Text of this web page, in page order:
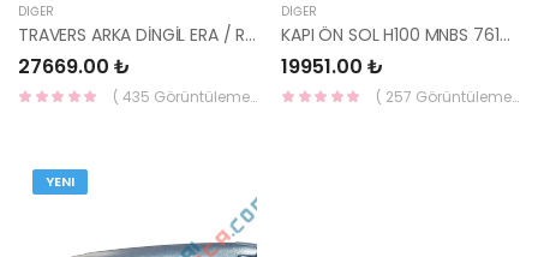
DIĞER
TRAVERS ARKA DİNGİL ERA / RIO 2006-2011 55100-1E100-MOBIS
27669.00 ₺
( 435 Görüntüleme )
DIĞER
KAPI ÖN SOL H100 MNBS 76101-43404 / 76003-43000-HMC
19951.00 ₺
( 257 Görüntüleme )
YENI